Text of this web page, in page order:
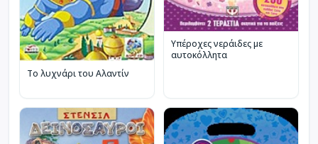
Το λυχνάρι του Αλαντίν
Υπέροχες νεράιδες με
αυτοκόλλητα